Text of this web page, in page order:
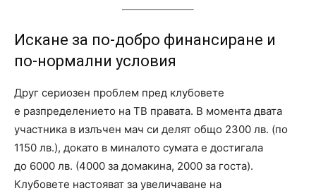
Искане за по-добро финансиране и
по-нормални условия
Друг сериозен проблем пред клубовете
е разпределението на ТВ правата. В момента двата
участника в излъчен мач си делят общо 2300 лв. (по
1150 лв.), докато в миналото сумата е достигала
до 6000 лв. (4000 за домакина, 2000 за госта).
Клубовете настояват за увеличаване на